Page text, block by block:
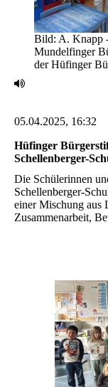
Bild: A. Knapp
Mundelfinger
der ‎Hüfinger
05.04.2025, 16:32
Hüfinger
Schellenberger-
Die Schülerinnen
Schellenberger-
einer Mischung
Zusammenarbeit,